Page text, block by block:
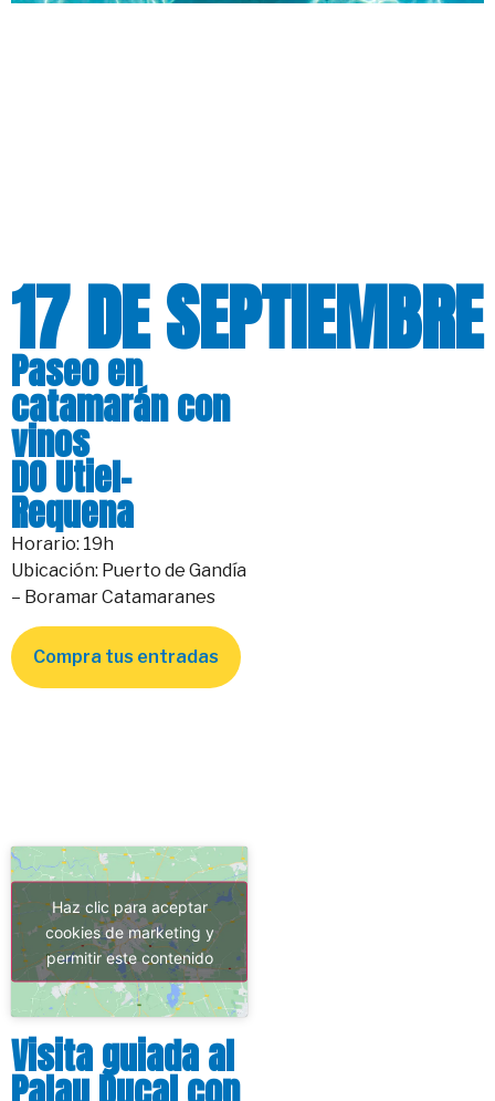
17 DE SEPTIEMBRE
Paseo en
catamarán con
vinos
DO Utiel-
Requena
Horario: 19h
Ubicación: Puerto de Gandía
– Boramar Catamaranes
Compra tus entradas
Haz clic para aceptar
cookies de marketing y
permitir este contenido
Visita guiada al